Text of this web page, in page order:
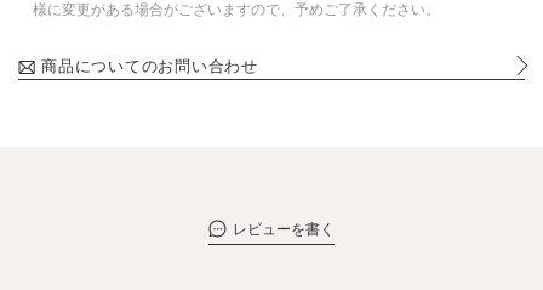
様に変更がある場合がございますので、予めご了承ください。
商品についてのお問い合わせ
レビューを書く